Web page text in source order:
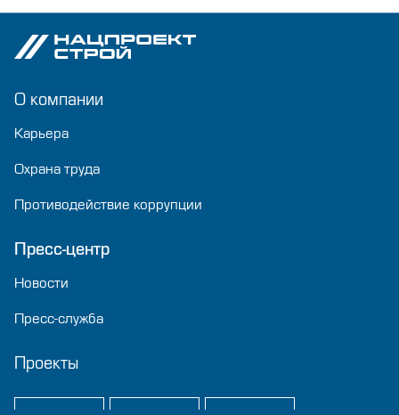
О компании
Карьера
Охрана труда
Противодействие коррупции
Пресс-центр
Новости
Пресс-служба
Проекты